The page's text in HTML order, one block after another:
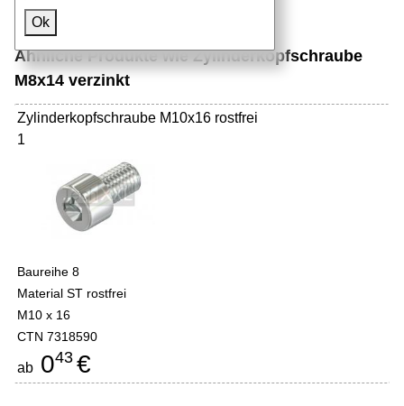
Ok
Ähnliche Produkte wie Zylinderkopfschraube
M8x14 verzinkt
Zylinderkopfschraube M10x16 rostfrei
1
Baureihe 8
Material ST rostfrei
M10 x 16
CTN 7318590
ab 043 €